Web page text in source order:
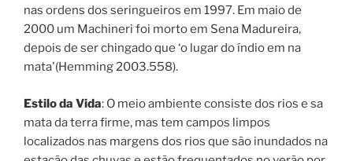
nas ordens dos seringueiros em 1997. Em maio de
2000 um Machineri foi morto em Sena Madureira,
depois de ser chingado que ‘o lugar do índio em na
mata'(Hemming 2003.558).
Estilo da Vida: O meio ambiente consiste dos rios e sa
mata da terra firme, mas tem campos limpos
localizados nas margens dos rios que são inundados na